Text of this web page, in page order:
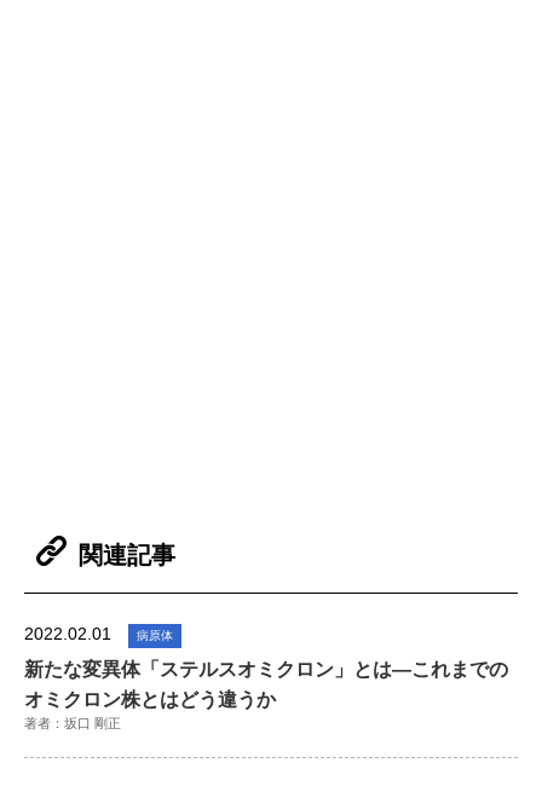
関連記事
2022.02.01 病原体
新たな変異体「ステルスオミクロン」とは―これまでの
オミクロン株とはどう違うか
著者：坂口 剛正